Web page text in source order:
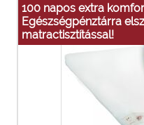
100 napos extra
Egészségpénztárra
matractisztítással!